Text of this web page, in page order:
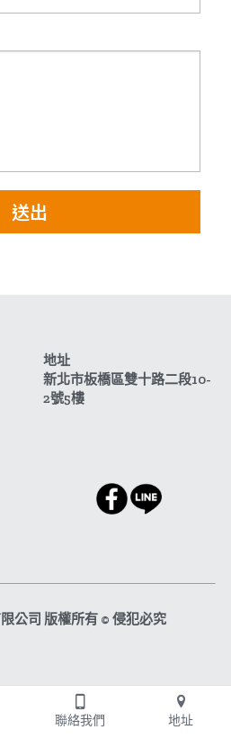
送出
地址
新北市板橋區雙十路二段10-
2號5樓
公司 版權所有 © 侵犯必究
聯絡我們 地址